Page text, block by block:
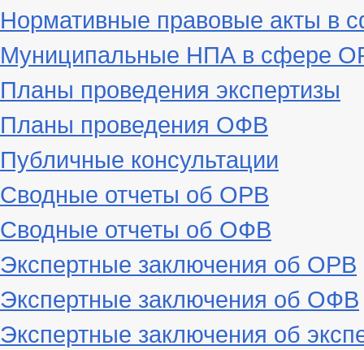
Нормативные правовые акты в
Муниципальные НПА в сфере
Планы проведения экспертизы
Планы проведения ОФВ
Публичные консультации
Сводные отчеты об ОРВ
Сводные отчеты об ОФВ
Экспертные заключения об ОРВ
Экспертные заключения об ОФВ
Экспертные заключения об